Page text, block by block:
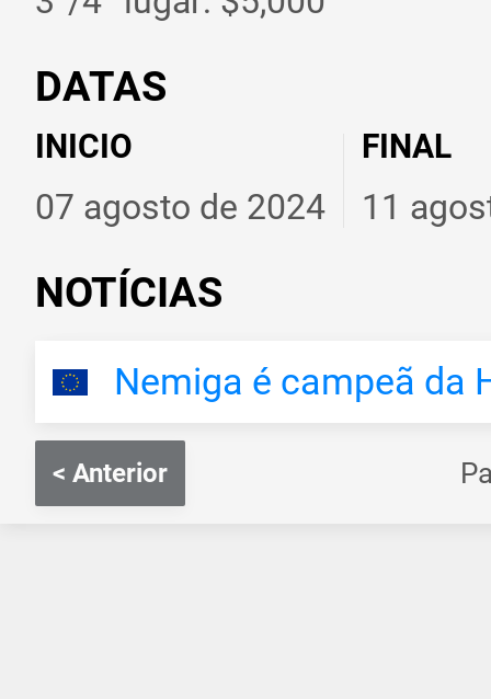
DATAS
INICIO
07 agosto de 2024
FINAL
11
NOTÍCIAS
Nemiga é campeã da
< Anterior